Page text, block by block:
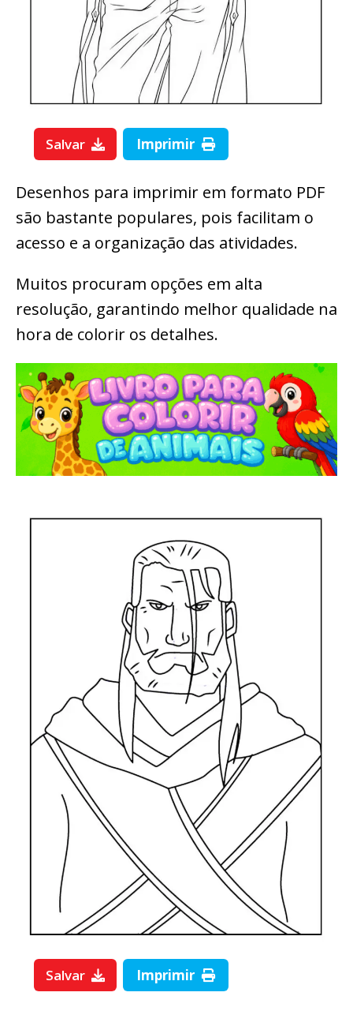
Salvar Imprimir
Desenhos para imprimir em formato PDF
são bastante populares, pois facilitam o
acesso e a organização das atividades.
Muitos procuram opções em alta
resolução, garantindo melhor qualidade na
hora de colorir os detalhes.
Salvar Imprimir